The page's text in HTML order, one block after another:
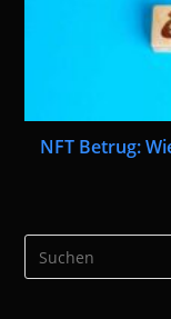
NFT Betrug: